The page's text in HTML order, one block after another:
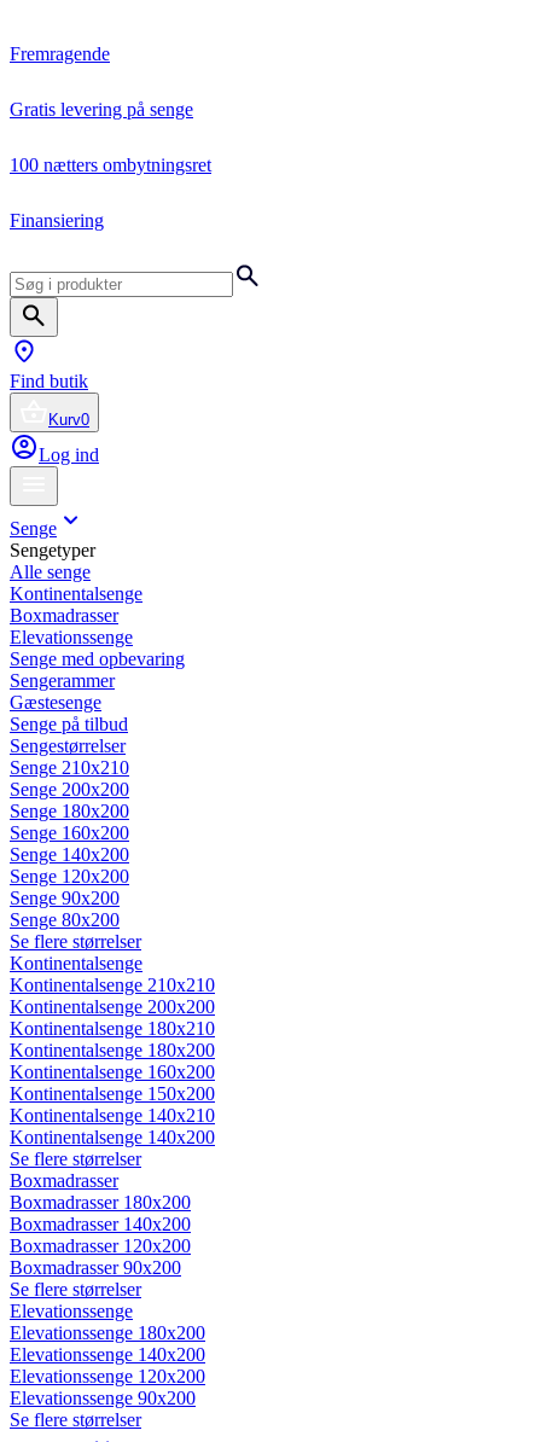
Fremragende
Gratis levering på senge
100 nætters ombytningsret
Finansiering
Find butik
Kurv0
Log ind
Senge
Sengetyper
Alle senge
Kontinentalsenge
Boxmadrasser
Elevationssenge
Senge med opbevaring
Sengerammer
Gæstesenge
Senge på tilbud
Sengestørrelser
Senge 210x210
Senge 200x200
Senge 180x200
Senge 160x200
Senge 140x200
Senge 120x200
Senge 90x200
Senge 80x200
Se flere størrelser
Kontinentalsenge
Kontinentalsenge 210x210
Kontinentalsenge 200x200
Kontinentalsenge 180x210
Kontinentalsenge 180x200
Kontinentalsenge 160x200
Kontinentalsenge 150x200
Kontinentalsenge 140x210
Kontinentalsenge 140x200
Se flere størrelser
Boxmadrasser
Boxmadrasser 180x200
Boxmadrasser 140x200
Boxmadrasser 120x200
Boxmadrasser 90x200
Se flere størrelser
Elevationssenge
Elevationssenge 180x200
Elevationssenge 140x200
Elevationssenge 120x200
Elevationssenge 90x200
Se flere størrelser